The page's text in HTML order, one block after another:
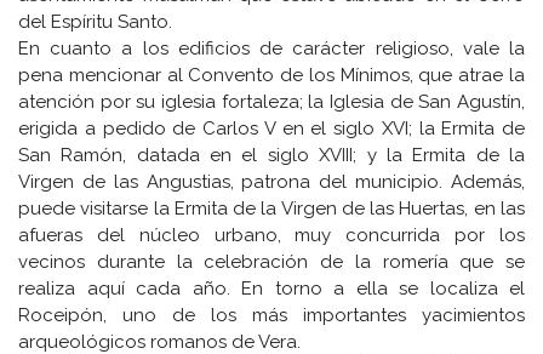
del Espíritu Santo.
En cuanto a los edificios de carácter religioso, vale la
pena mencionar al Convento de los Mínimos, que atrae la
atención por su iglesia fortaleza; la Iglesia de San Agustín,
erigida a pedido de Carlos V en el siglo XVI; la Ermita de
San Ramón, datada en el siglo XVIII; y la Ermita de la
Virgen de las Angustias, patrona del municipio. Además,
puede visitarse la Ermita de la Virgen de las Huertas, en las
afueras del núcleo urbano, muy concurrida por los
vecinos durante la celebración de la romería que se
realiza aquí cada año. En torno a ella se localiza el
Roceipón, uno de los más importantes yacimientos
arqueológicos romanos de Vera.